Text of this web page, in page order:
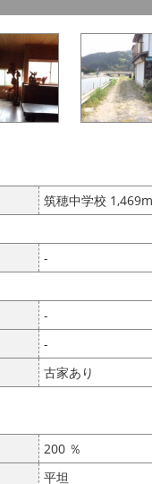
筑穂中学校 1,469m
-
-
-
古家あり
200 ％
平坦